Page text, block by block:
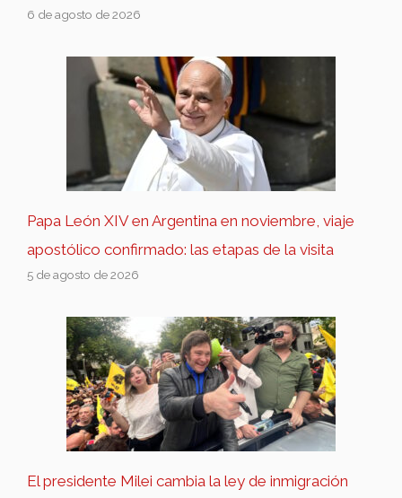
6 de agosto de 2026
Papa León XIV en Argentina en noviembre, viaje
apostólico confirmado: las etapas de la visita
5 de agosto de 2026
El presidente Milei cambia la ley de inmigración